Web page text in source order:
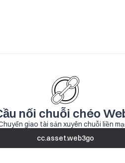
nối chuỗi chéo
giao tài sản xuyên chuỗi liền
cc.asset.web3go